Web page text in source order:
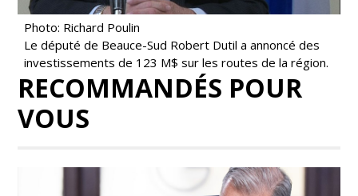
Photo: Richard Poulin
Le député de Beauce-Sud Robert Dutil a annoncé des
investissements de 123 M$ sur les routes de la région.
RECOMMANDÉS POUR
VOUS